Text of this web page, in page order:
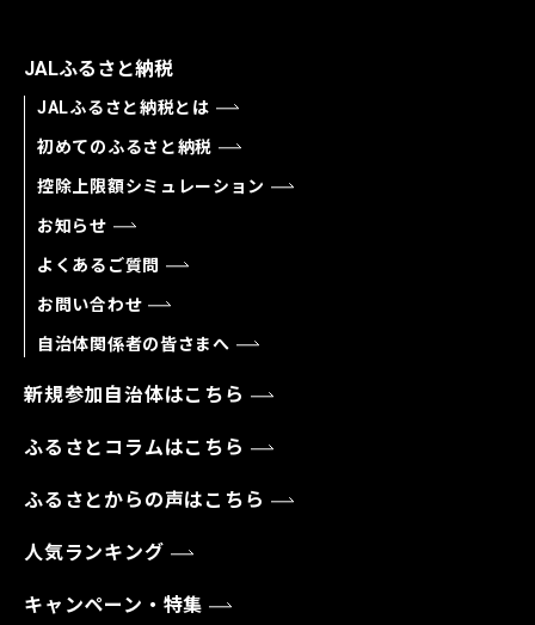
JALふるさと納税
JALふるさと納税とは
初めてのふるさと納税
控除上限額シミュレーション
お知らせ
よくあるご質問
お問い合わせ
自治体関係者の皆さまへ
新規参加自治体はこちら
ふるさとコラムはこちら
ふるさとからの声はこちら
人気ランキング
キャンペーン・特集